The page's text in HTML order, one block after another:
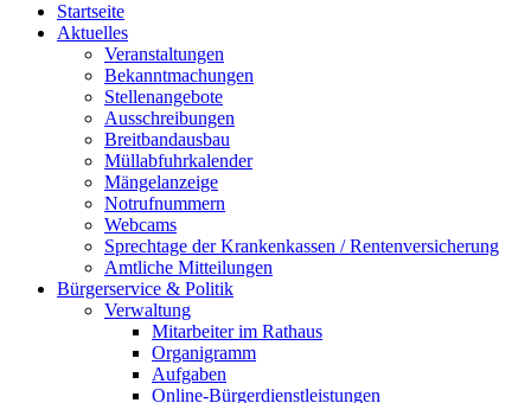
Startseite
Aktuelles
Veranstaltungen
Bekanntmachungen
Stellenangebote
Ausschreibungen
Breitbandausbau
Müllabfuhrkalender
Mängelanzeige
Notrufnummern
Webcams
Sprechtage der Krankenkassen / Rentenversicherung
Amtliche Mitteilungen
Bürgerservice & Politik
Verwaltung
Mitarbeiter im Rathaus
Organigramm
Aufgaben
Online-Bürgerdienstleistungen